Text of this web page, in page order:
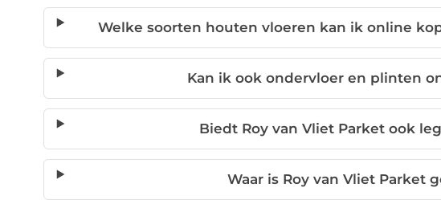
Welke soorten houten vloeren kan ik online
Kan ik ook ondervloer en plinten
Biedt Roy van Vliet Parket ook
Waar is Roy van Vliet Parket